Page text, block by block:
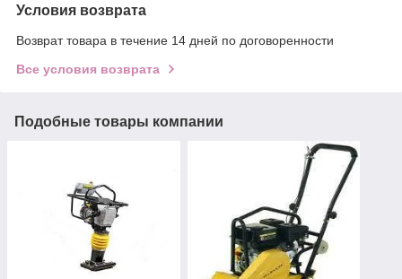
Условия возврата
Возврат товара в течение 14 дней по договоренности
Все условия возврата
Подобные товары компании